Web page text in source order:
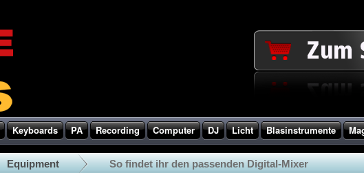
Keyboards PA Recording Computer DJ Licht Blasinstrumente
Equipment So findet ihr den passenden Digital-Mixer